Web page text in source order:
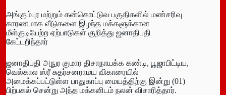
அங்கும்புர மற்றும் கன்கொட்டுவ பகுதிகளில் மண்சரிவு
காரணமாக வீடுகளை இழந்த மக்களுக்கான
மீள்குடியேற்ற ஏற்பாடுகள் குறித்து ஜனாதிபதி
கேட்டறிந்தார்
ஜனாதிபதி அநுர குமார திசாநாயக்க கண்டி, பூஜாபிட்டிய,
வெல்கால ஸ்ரீ சுதர்சனராமய விகாரையில்
அமைக்கப்பட்டுள்ள பாதுகாப்பு மையத்திற்கு இன்று (01)
பிற்பகல் சென்று அந்த மக்களிடம் நலன் விசாரித்தார்.